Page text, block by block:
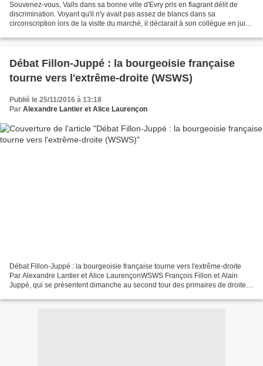
Souvenez-vous, Valls dans sa bonne ville d'Evry pris en flagrant délit de
discrimination. Voyant qu'il n'y avait pas assez de blancs dans sa
circonscription lors de la visite du marché, il déclarait à son collègue en juin
Débat Fillon-Juppé : la bourgeoisie française
tourne vers l'extrême-droite (WSWS)
Publié le 25/11/2016 à 13:18
Par Alexandre Lantier et Alice Laurençon
Débat Fillon-Juppé : la bourgeoisie française tourne vers l'extrême-droite
Par Alexandre Lantier et Alice LaurençonWSWS François Fillon et Alain
Juppé, qui se présentent dimanche au second tour des primaires de droite